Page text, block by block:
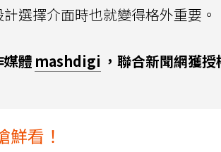
選擇介面時也就變得格外重要。
媒體 mashdigi ，聯合新聞網獲授
鮮看！